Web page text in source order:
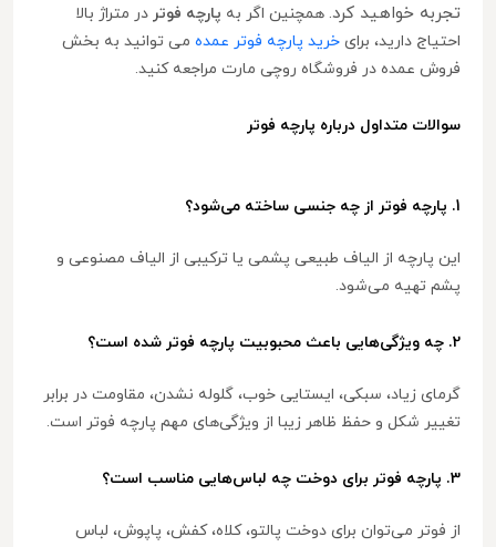
تجربه خواهید کرد. همچنین اگر به پارچه فوتر در متراژ بالا
احتیاج دارید، برای خرید پارچه فوتر عمده می توانید به بخش
فروش عمده در فروشگاه روچی مارت مراجعه کنید.
سوالات متداول درباره پارچه فوتر
1. پارچه فوتر از چه جنسی ساخته می‌شود؟
این پارچه از الیاف طبیعی پشمی یا ترکیبی از الیاف مصنوعی و
پشم تهیه می‌شود.
2. چه ویژگی‌هایی باعث محبوبیت پارچه فوتر شده است؟
گرمای زیاد، سبکی، ایستایی خوب، گلوله نشدن، مقاومت در برابر
تغییر شکل و حفظ ظاهر زیبا از ویژگی‌های مهم پارچه فوتر است.
3. پارچه فوتر برای دوخت چه لباس‌هایی مناسب است؟
از فوتر می‌توان برای دوخت پالتو، کلاه، کفش، پاپوش، لباس